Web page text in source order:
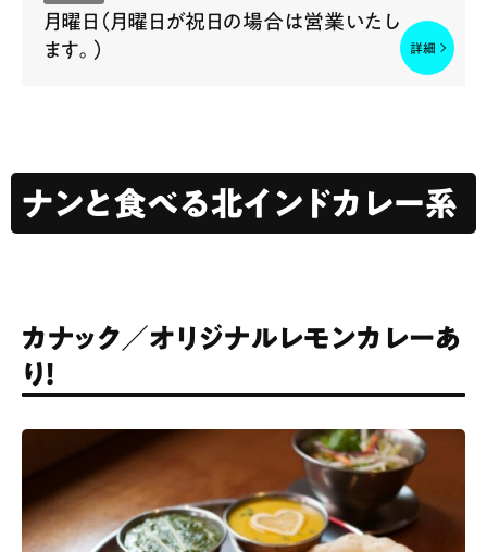
月曜日（月曜日が祝日の場合は営業いたし
ます。）
ナンと食べる北インドカレー系
カナック／オリジナルレモンカレーあ
り！